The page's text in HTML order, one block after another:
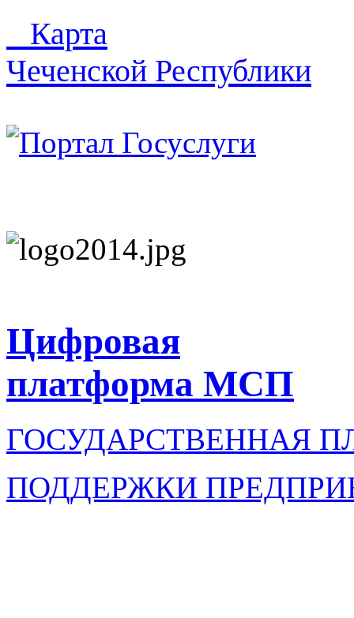
Карта
Чеченской Республики
Цифровая
платформа МСП
ГОСУДАРСТВЕННАЯ
ПОДДЕРЖКИ